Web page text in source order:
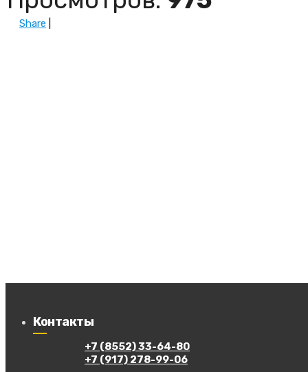
Share
Контакты
+7 (8552) 33-64-80
+7 (917) 278-99-06